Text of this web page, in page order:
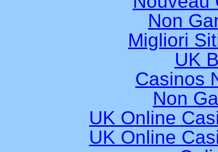
Non
Migliori
UK
Casinos
Non
UK Online
UK Online